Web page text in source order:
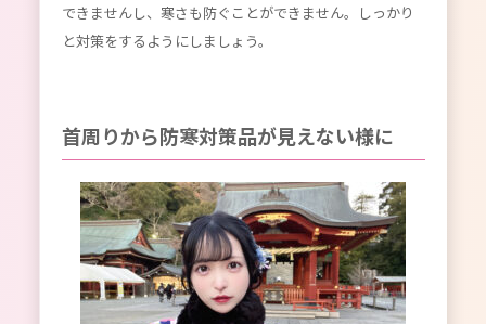
できませんし、寒さも防ぐことができません。しっかり
と対策をするようにしましょう。
首周りから防寒対策品が見えない様に